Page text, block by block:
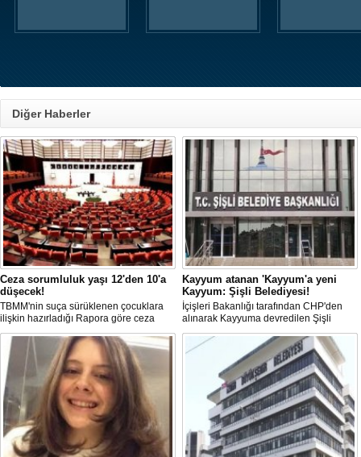
Diğer Haberler
Ceza sorumluluk yaşı 12'den 10'a
düşecek!
TBMM'nin suça sürüklenen çocuklara
ilişkin hazırladığı Rapora göre ceza
sorumluluğu yaşının; 12'den 10'a
düşürülmesi planlanıyor.
Kayyum atanan 'Kayyum'a yeni
Kayyum: Şişli Belediyesi!
İçişleri Bakanlığı tarafından CHP'den
alınarak Kayyuma devredilen Şişli
Belediyesinde bir hafta içinde 2. kez
Kayyum değişti.